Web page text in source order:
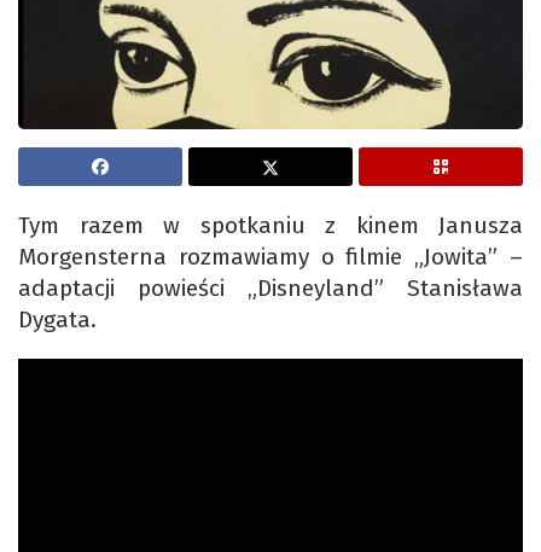
Tym razem w spotkaniu z kinem Janusza
Morgensterna rozmawiamy o filmie „Jowita” –
adaptacji powieści „Disneyland” Stanisława
Dygata.